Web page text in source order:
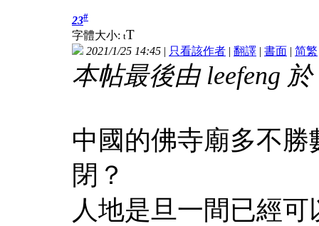
23#
字體大小: tT
2021/1/25 14:45 | 只看該作者 | 翻譯 | 書面 | 简繁
本帖最後由 leefeng
中國的佛寺廟多不
閉？
人地是旦一間已經